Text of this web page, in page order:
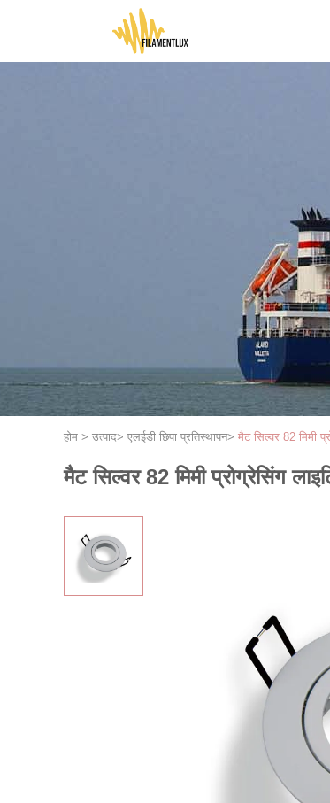
होम > उत्पाद> एलईडी छिपा प्रतिस्थापन> मैट सिल्वर 82 मिमी
मैट सिल्वर 82 मिमी प्रोग्रेसिंग